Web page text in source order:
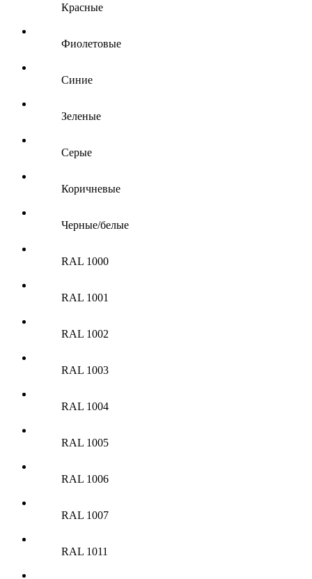
Красные
Фиолетовые
Синие
Зеленые
Серые
Коричневые
Черные/белые
RAL 1000
RAL 1001
RAL 1002
RAL 1003
RAL 1004
RAL 1005
RAL 1006
RAL 1007
RAL 1011